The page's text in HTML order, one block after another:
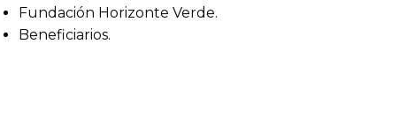
Fundación Horizonte Verde.
Beneficiarios.